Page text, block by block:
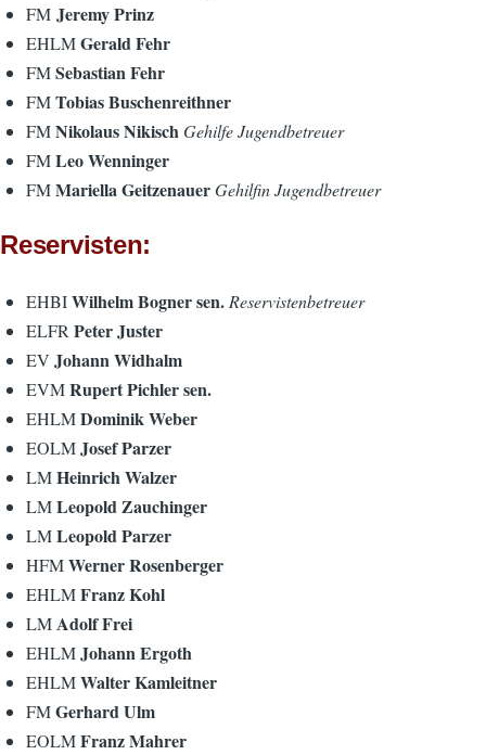
FM Jeremy Prinz
EHLMGerald Fehr
FMSebastian Fehr
FMTobias Buschenreithner
FMNikolaus NikischGehilfe Jugendbetreuer
FMLeo Wenninger
FMMariella GeitzenauerGehilfin Jugendbetreuer
Reservisten:
EHBIWilhelm Bogner sen. Reservistenbetreuer
ELFR Peter Juster
EV Johann Widhalm
EVMRupert Pichler sen.
EHLMDominik Weber
EOLMJosef Parzer
LMHeinrich Walzer
LMLeopold Zauchinger
LMLeopold Parzer
HFMWerner Rosenberger
EHLMFranz Kohl
LMAdolf Frei
EHLMJohann Ergoth
EHLMWalter Kamleitner
FMGerhard Ulm
EOLMFranz Mahrer